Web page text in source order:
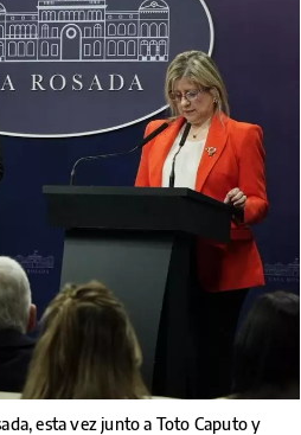
esta vez junto a Toto Caputo y